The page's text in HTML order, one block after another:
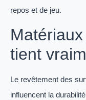
repos et de jeu.
tient
Le revêtement des
influencent la